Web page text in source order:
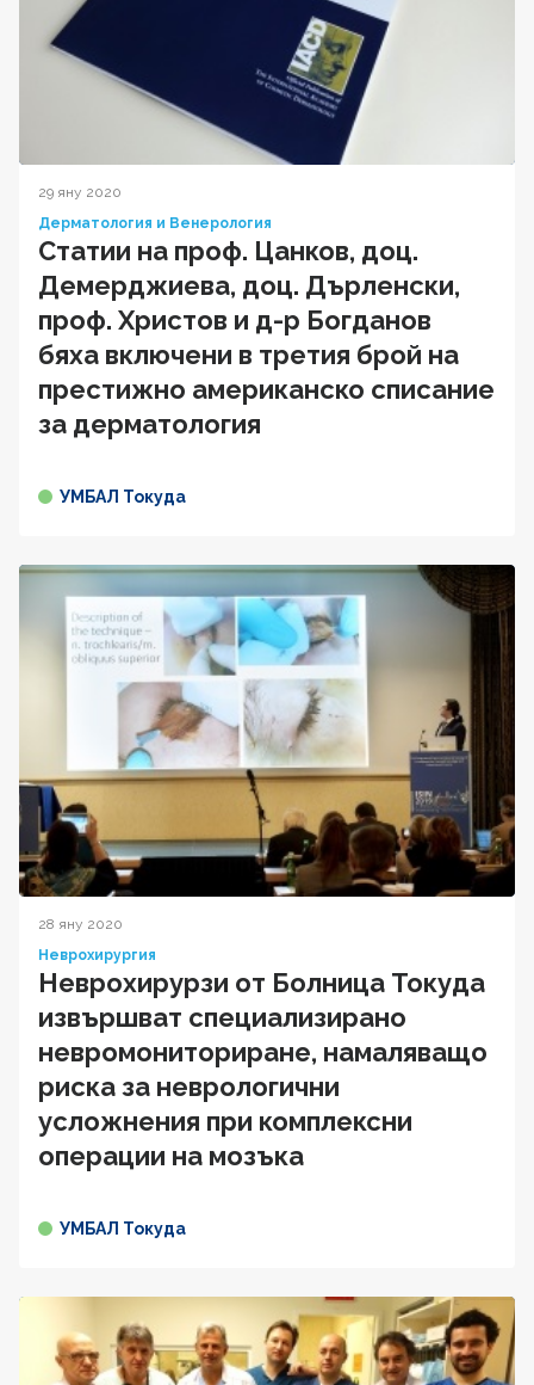
29 яну 2020
Дерматология и Венерология
Статии на проф. Цанков, доц.
Демерджиева, доц. Дърленски,
проф. Христов и д-р Богданов
бяха включени в третия брой на
престижно американско списание
за дерматология
УМБАЛ Токуда
28 яну 2020
Неврохирургия
Неврохирурзи от Болница Токуда
извършват специализирано
невромониториране, намаляващо
риска за неврологични
усложнения при комплексни
операции на мозъка
УМБАЛ Токуда